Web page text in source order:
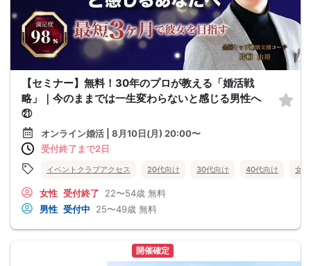
【セミナー】無料！30年のプロが教える「婚活戦
略」｜今のままでは一生変わらないと感じる男性へ
㉑
オンライン婚活 | 8月10日(月) 20:00〜
受付終了まで2日
イベントクラブアクセス 20代向け 30代向け 40代向け 女
女性 受付終了 22〜54歳 無料
男性 受付中 25〜49歳 無料
開催確定